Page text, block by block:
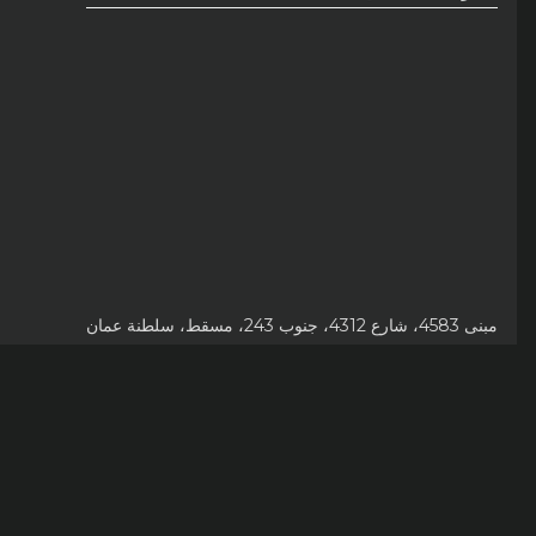
مبنى 4583، شارع 4312، جنوب 243، مسقط، سلطنة عمان